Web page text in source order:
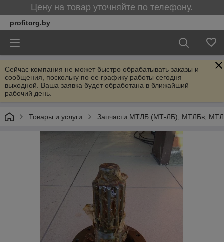
Цену на товар уточняйте по телефону.
profitorg.by
Сейчас компания не может быстро обрабатывать заказы и
сообщения, поскольку по ее графику работы сегодня
выходной. Ваша заявка будет обработана в ближайший
рабочий день.
Товары и услуги Запчасти МТЛБ (МТ-ЛБ), МТЛБв,